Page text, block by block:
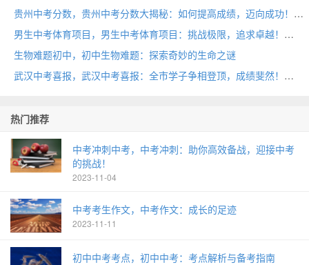
贵州中考分数，贵州中考分数大揭秘：如何提高成绩，迈向成功！
男生中考体育项目，男生中考体育项目：挑战极限，追求卓越！
生物难题初中，初中生物难题：探索奇妙的生命之谜
武汉中考喜报，武汉中考喜报：全市学子争相登顶，成绩斐然！
热门推荐
中考冲刺中考，中考冲刺：助你高效备战，迎接中考
的挑战！
2023-11-04
中考考生作文，中考作文：成长的足迹
2023-11-11
初中中考考点，初中中考：考点解析与备考指南